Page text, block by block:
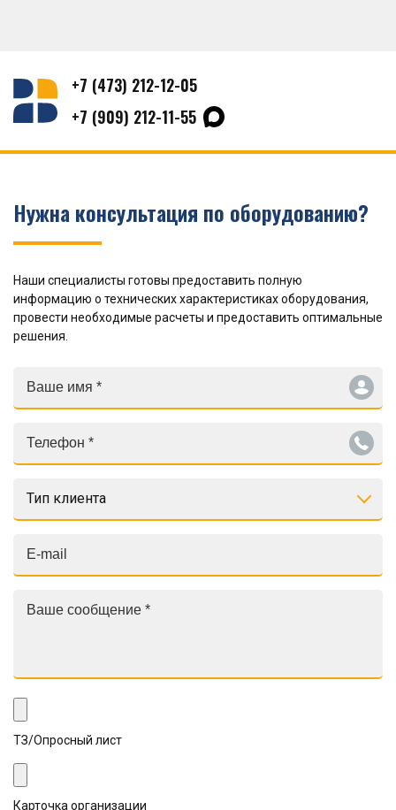
+7 (473) 212-12-05
+7 (909) 212-11-55
Нужна консультация по оборудованию?
Наши специалисты готовы предоставить полную
информацию о технических характеристиках оборудования,
провести необходимые расчеты и предоставить оптимальные
решения.
Тип клиента
ТЗ/Опросный лист
Карточка организации